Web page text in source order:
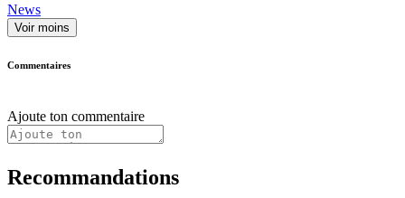
News
Voir moins
Commentaires
Ajoute ton commentaire
Recommandations